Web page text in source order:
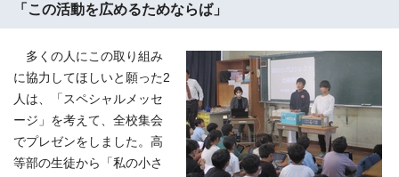
「この活動を広めるためならば」
多くの人にこの取り組み
に協力してほしいと願った2
人は、「スペシャルメッセ
ージ」を考えて、全校集会
でプレゼンをしました。高
等部の生徒から「私の小さ